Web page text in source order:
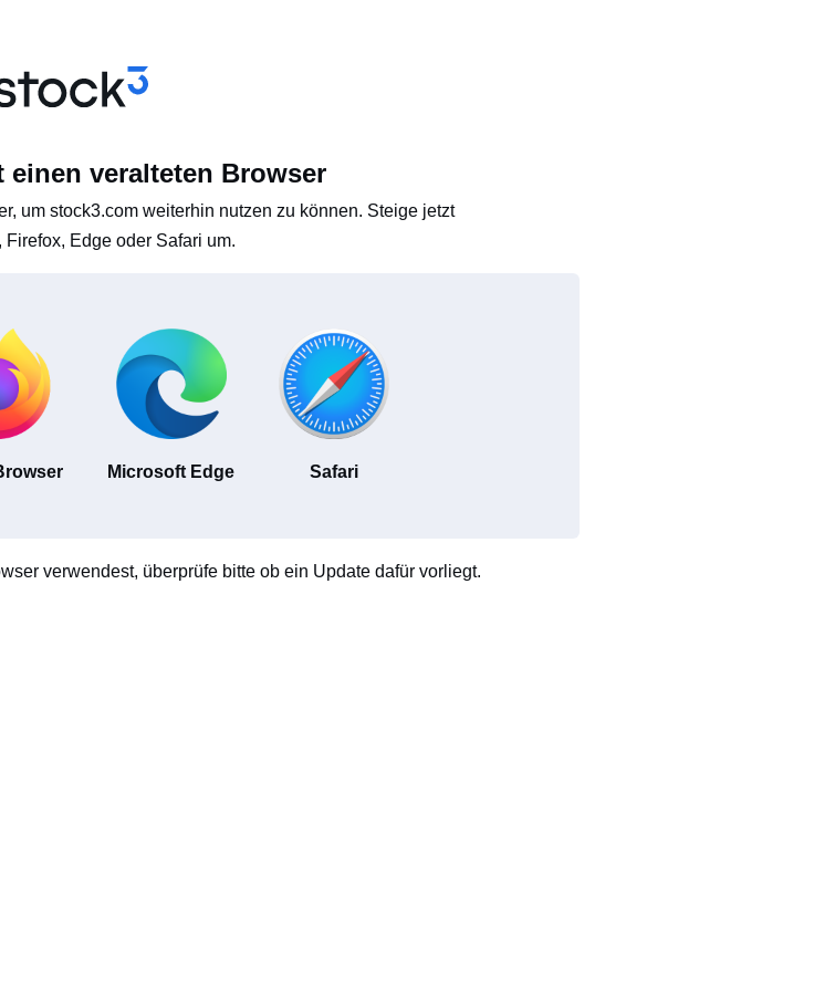
einen veralteten Browser
um stock3.com weiterhin nutzen zu können. Steige jetzt
Firefox, Edge oder Safari um.
Microsoft Edge Safari
verwendest, überprüfe bitte ob ein Update dafür vorliegt.